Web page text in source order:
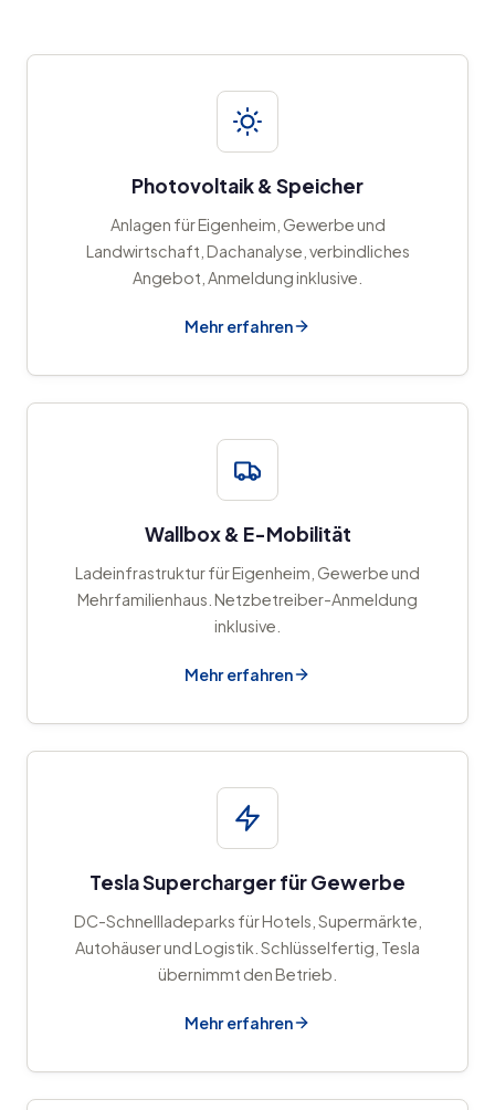
Photovoltaik & Speicher
Anlagen für Eigenheim, Gewerbe und
Landwirtschaft, Dachanalyse, verbindliches
Angebot, Anmeldung inklusive.
Mehr erfahren
Wallbox & E-Mobilität
Ladeinfrastruktur für Eigenheim, Gewerbe und
Mehrfamilienhaus. Netzbetreiber-Anmeldung
inklusive.
Mehr erfahren
Tesla Supercharger für Gewerbe
DC-Schnellladeparks für Hotels, Supermärkte,
Autohäuser und Logistik. Schlüsselfertig, Tesla
übernimmt den Betrieb.
Mehr erfahren